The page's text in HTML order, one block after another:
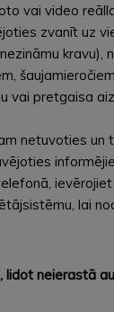
vai video
zvanīt uz
vai pretgaisa
netuvoties
lai
neierastā